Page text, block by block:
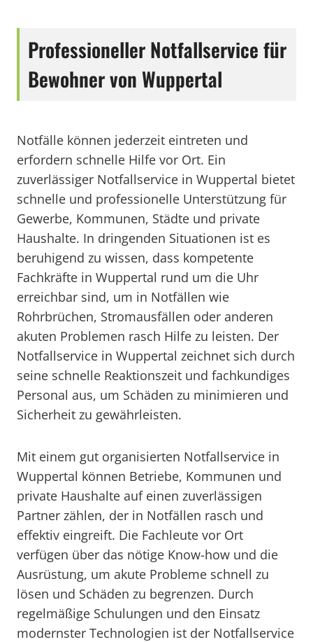
Professioneller Notfallservice für
Bewohner von Wuppertal
Notfälle können jederzeit eintreten und
erfordern schnelle Hilfe vor Ort. Ein
zuverlässiger Notfallservice in Wuppertal bietet
schnelle und professionelle Unterstützung für
Gewerbe, Kommunen, Städte und private
Haushalte. In dringenden Situationen ist es
beruhigend zu wissen, dass kompetente
Fachkräfte in Wuppertal rund um die Uhr
erreichbar sind, um in Notfällen wie
Rohrbrüchen, Stromausfällen oder anderen
akuten Problemen rasch Hilfe zu leisten. Der
Notfallservice in Wuppertal zeichnet sich durch
seine schnelle Reaktionszeit und fachkundiges
Personal aus, um Schäden zu minimieren und
Sicherheit zu gewährleisten.
Mit einem gut organisierten Notfallservice in
Wuppertal können Betriebe, Kommunen und
private Haushalte auf einen zuverlässigen
Partner zählen, der in Notfällen rasch und
effektiv eingreift. Die Fachleute vor Ort
verfügen über das nötige Know-how und die
Ausrüstung, um akute Probleme schnell zu
lösen und Schäden zu begrenzen. Durch
regelmäßige Schulungen und den Einsatz
modernster Technologien ist der Notfallservice